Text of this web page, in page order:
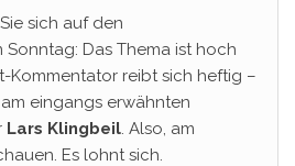
sich auf den
Sonntag: Das Thema ist hoch
Kommentator reibt sich heftig –
eingangs erwähnten
Lars Klingbeil. Also, am
Es lohnt sich.